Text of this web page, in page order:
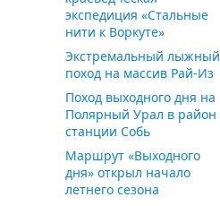
экспедиция «Стальные
нити к Воркуте»
Экстремальный лыжный
поход на массив Рай-Из
Поход выходного дня на
Полярный Урал в район
станции Собь
Маршрут «Выходного
дня» открыл начало
летнего сезона